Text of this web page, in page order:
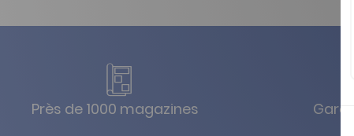
Près de 1000 magazines